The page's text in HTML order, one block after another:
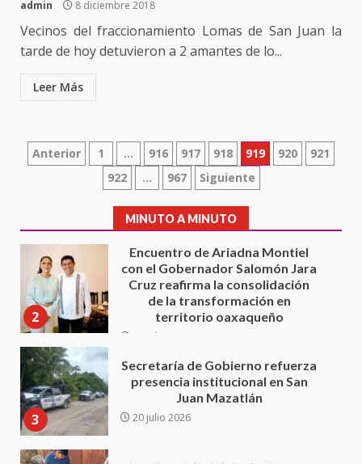
admin 8 diciembre 2018
Vecinos del fraccionamiento Lomas de San Juan la
tarde de hoy detuvieron a 2 amantes de lo...
Leer Más
Paginación
entradas
Anterior 1 … 916 917 918 919 920
921
922
… 967 Siguiente
MINUTO A MINUTO
7
Encuentro de Ariadna Montiel
con el Gobernador Salomón Jara
Cruz reafirma la consolidación
territorio oaxaqueño
30 julio 2026
3
Secretaría de Gobierno refuerza
presencia institucional en San
Juan Mazatlán
20 julio 2026
4
Sanciona Municipio de Oaxaca
de Juárez caso de maltrato
animal tras denuncia ciudadana
16 julio 2026